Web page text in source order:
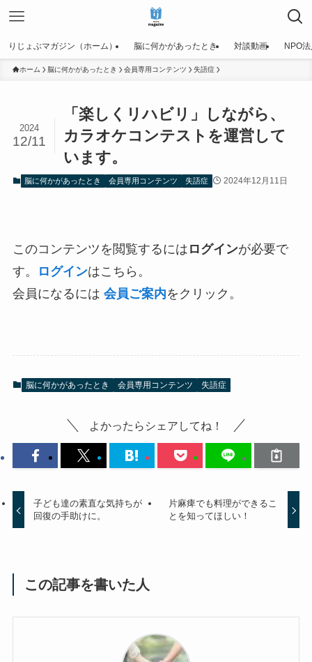
りじょぶマガジン（ホーム） 脳に何かがあったとき 対談動画 NPO
ホーム 脳に何かがあったとき 会員専用コンテンツ 失語症
「楽しくリハビリ」しながら、
カラオケコンテストを運営して
います。
2024
12/11
脳に何かがあったとき 会員専用コンテンツ 失語症 2024年12月11日
このコンテンツを閲覧するには ログインが必要で
す。
ログインはこちら。
会員になるには 会員ご案内をクリック。
脳に何かがあったとき 会員専用コンテンツ 失語症
よかったらシェアしてね！
子ども達の素直な気持ちが
回復の手助けに。
片麻痺でも料理ができるこ
とを知ってほしい！
この記事を書いた人